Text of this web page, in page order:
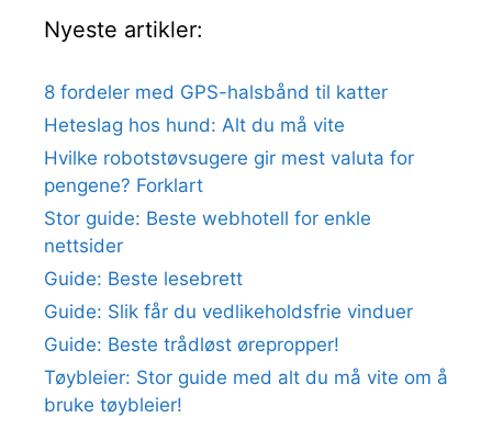
Nyeste artikler:
8 fordeler med GPS-halsbånd til katter
Heteslag hos hund: Alt du må vite
Hvilke robotstøvsugere gir mest valuta for
pengene? Forklart
Stor guide: Beste webhotell for enkle
nettsider
Guide: Beste lesebrett
Guide: Slik får du vedlikeholdsfrie vinduer
Guide: Beste trådløst ørepropper!
Tøybleier: Stor guide med alt du må vite om å
bruke tøybleier!